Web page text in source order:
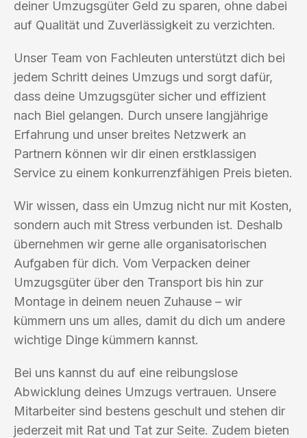
deiner Umzugsgüter Geld zu sparen, ohne dabei
auf Qualität und Zuverlässigkeit zu verzichten.
Unser Team von Fachleuten unterstützt dich bei
jedem Schritt deines Umzugs und sorgt dafür,
dass deine Umzugsgüter sicher und effizient
nach Biel gelangen. Durch unsere langjährige
Erfahrung und unser breites Netzwerk an
Partnern können wir dir einen erstklassigen
Service zu einem konkurrenzfähigen Preis bieten.
Wir wissen, dass ein Umzug nicht nur mit Kosten,
sondern auch mit Stress verbunden ist. Deshalb
übernehmen wir gerne alle organisatorischen
Aufgaben für dich. Vom Verpacken deiner
Umzugsgüter über den Transport bis hin zur
Montage in deinem neuen Zuhause – wir
kümmern uns um alles, damit du dich um andere
wichtige Dinge kümmern kannst.
Bei uns kannst du auf eine reibungslose
Abwicklung deines Umzugs vertrauen. Unsere
Mitarbeiter sind bestens geschult und stehen dir
jederzeit mit Rat und Tat zur Seite. Zudem bieten